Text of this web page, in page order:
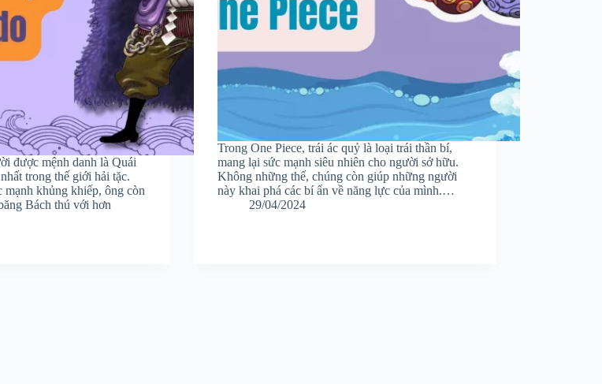
được mệnh danh là Quái
trong thế giới hải tặc.
khủng khiếp, ông còn
Bách thú với hơn
Trong One Piece, trái ác quỷ là loại trái thần bí,
mang lại sức mạnh siêu nhiên cho người sở hữu.
Không những thế, chúng còn giúp những người
này khai phá các bí ẩn về năng lực của mình.…
29/04/2024